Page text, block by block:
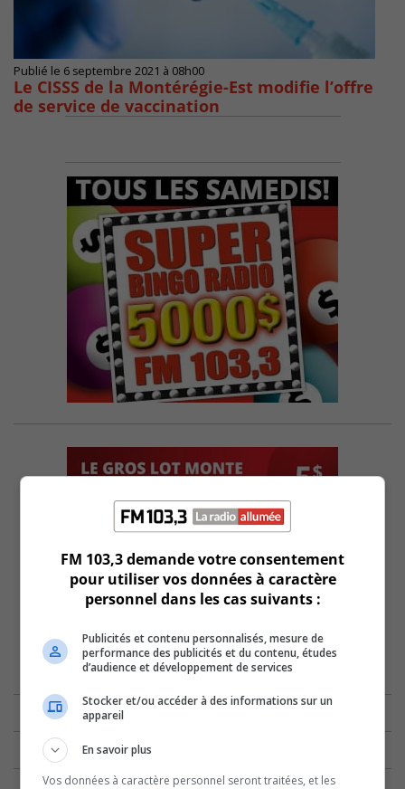
Publié le 6 septembre 2021 à 08h00
Le CISSS de la Montérégie-Est modifie l’offre
de service de vaccination
FM 103,3 demande votre consentement
pour utiliser vos données à caractère
personnel dans les cas suivants :
Publicités et contenu personnalisés, mesure de
performance des publicités et du contenu, études
d’audience et développement de services
Stocker et/ou accéder à des informations sur un
appareil
En savoir plus
Vos données à caractère personnel seront traitées, et les